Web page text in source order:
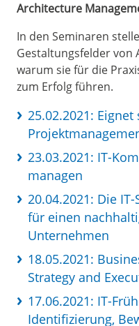
Architecture
In den Seminaren
Gestaltungsfelder von
warum sie für die
zum Erfolg führen.
25.02.2021: Eignet
23.03.2021: IT-
managen
20.04.2021: Die
für einen
Unternehmen
18.05.2021:
Strategy and
17.06.2021: IT-
Identifizierung,